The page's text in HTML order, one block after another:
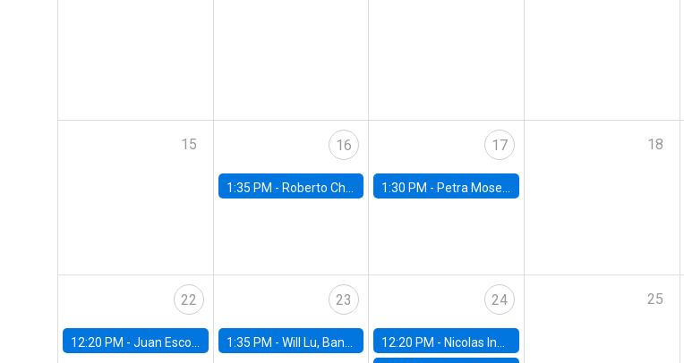
15 16
1:35 PM - Roberto Chang, Rutgers University
17
1:30 PM - Petra Moser, NYU Stern
18
22
12:20 PM - Juan Escobar, Universidad de Chile
23
1:35 PM - Will Lu, Banco Central de Chile
24
12:20 PM - Nicolas Inostroza, Rotman School of Management, University of Toronto
25